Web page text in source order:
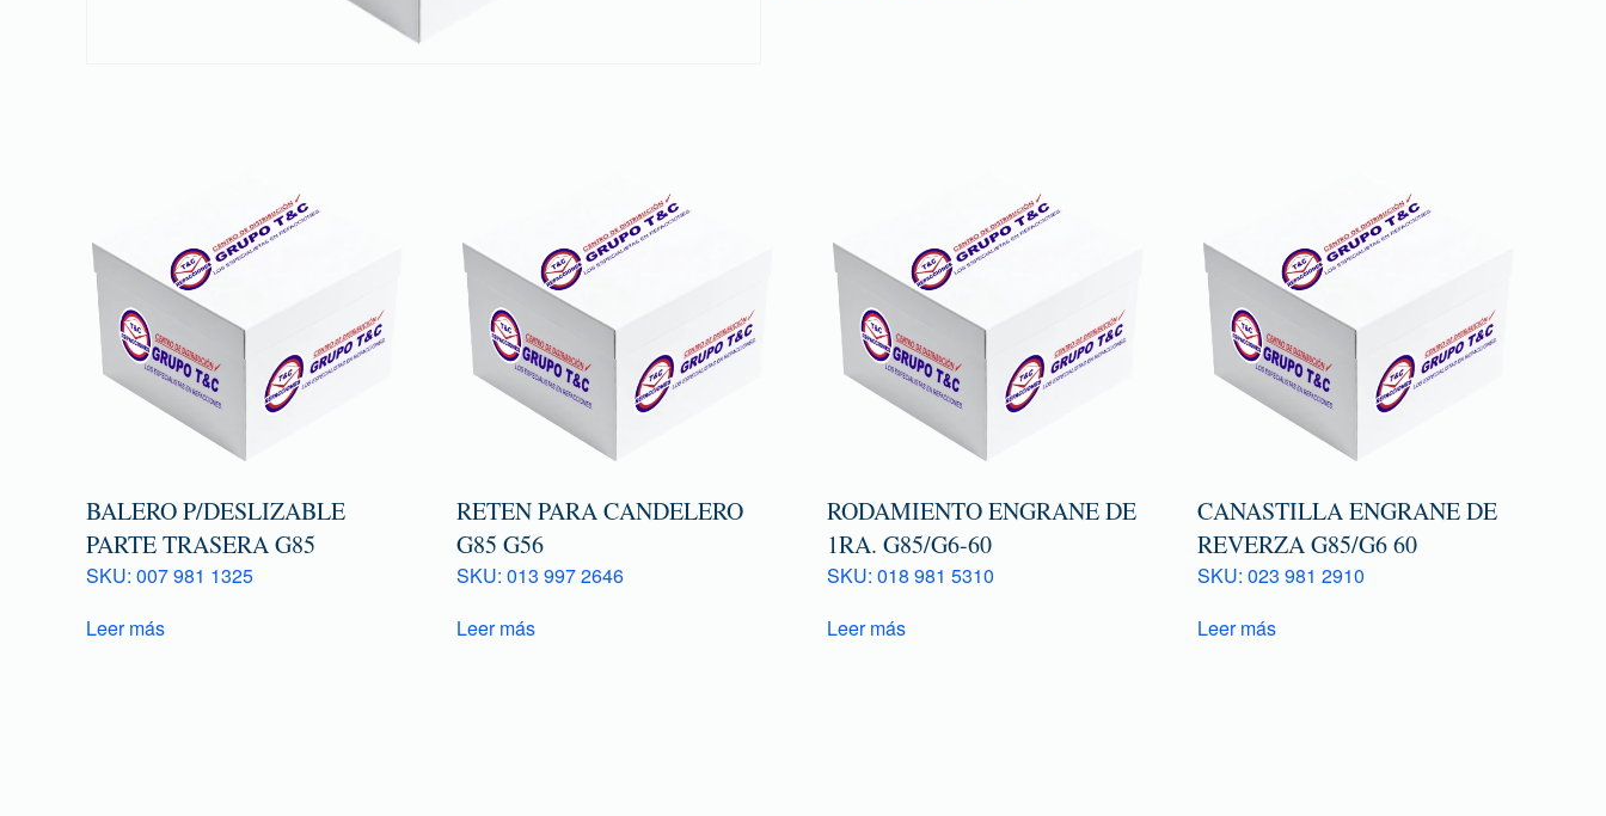
BALERO P/DESLIZABLE
PARTE TRASERA G85
SKU: 007 981 1325
Leer más
RETEN PARA CANDELERO
G85 G56
SKU: 013 997 2646
Leer más
RODAMIENTO ENGRANE DE
1RA. G85/G6-60
SKU: 018 981 5310
Leer más
CANASTILLA ENGRANE DE
REVERZA G85/G6 60
SKU: 023 981 2910
Leer más